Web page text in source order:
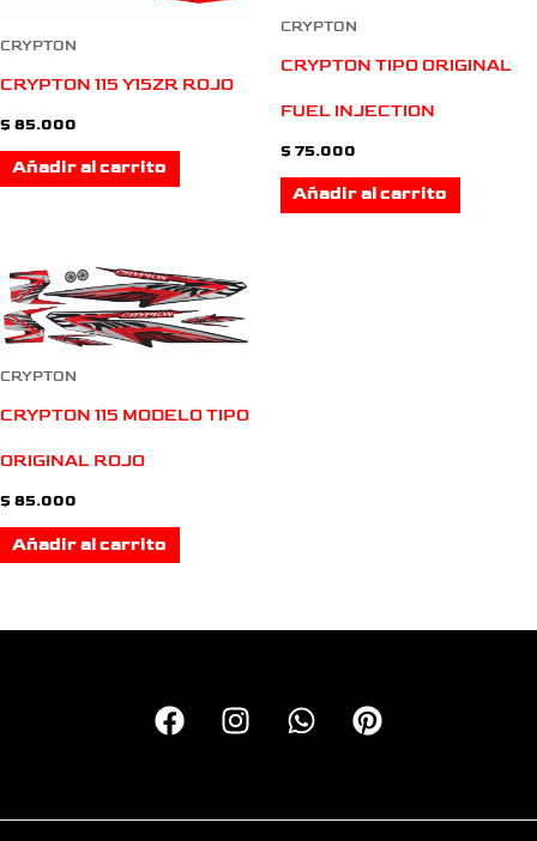
CRYPTON
CRYPTON 115 Y15ZR ROJO
$ 85.000
Añadir al carrito
CRYPTON
CRYPTON TIPO ORIGINAL
FUEL INJECTION
$ 75.000
Añadir al carrito
CRYPTON
CRYPTON 115 MODELO TIPO
ORIGINAL ROJO
$ 85.000
Añadir al carrito